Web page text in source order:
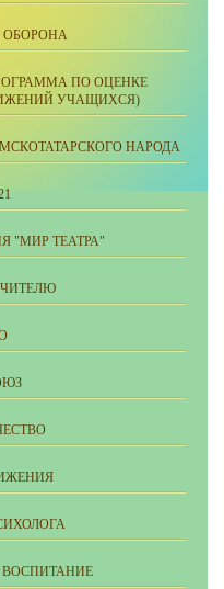
ОБОРОНА
ПО ОЦЕНКЕ
УЧАЩИХСЯ)
НАРОДА
"МИР ТЕАТРА"
ВОСПИТАНИЕ